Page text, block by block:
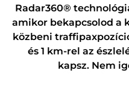
Radar360®
amikor bekapcsolod a
közbeni
és 1 km-rel az
kapsz. Nem